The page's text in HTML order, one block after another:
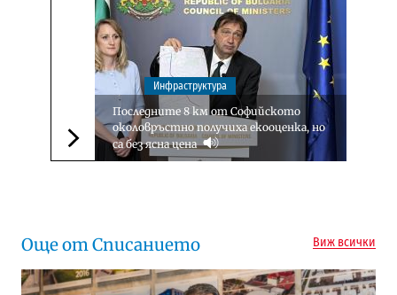
Следваща новина
Инфраструктура
Последните 8 км от Софийското
околовръстно получиха екооценка, но
са без ясна цена
Още от Списанието Виж всички